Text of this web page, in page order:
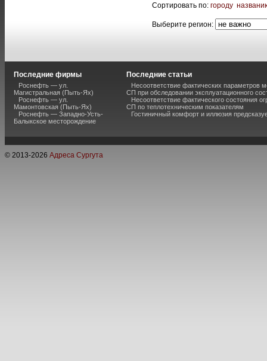
Сортировать по: городу
Выберите регион:
Последние фирмы
Роснефть — ул.
Магистральная (Пыть-Ях)
Роснефть — ул.
Мамонтовская (Пыть-Ях)
Роснефть — Западно-Усть-
Балыкское месторождение
Последние статьи
Несоответствие фактических параметров
СП при обследовании эксплуатационного
Несоответствие фактического состояния
СП по теплотехническим показателям
Гостиничный комфорт и иллюзия
© 2013-2026 Адреса Сургута